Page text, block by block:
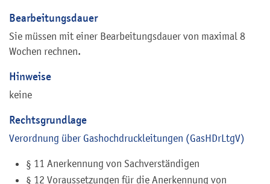
Bearbeitungsdauer
Sie müssen mit einer Bearbeitungsdauer von maximal 8
Wochen rechnen.
Hinweise
keine
Rechtsgrundlage
Verordnung über Gashochdruckleitungen (GasHDrLtgV)
§ 11 Anerkennung von Sachverständigen
§ 12 Voraussetzungen für die Anerkennung von